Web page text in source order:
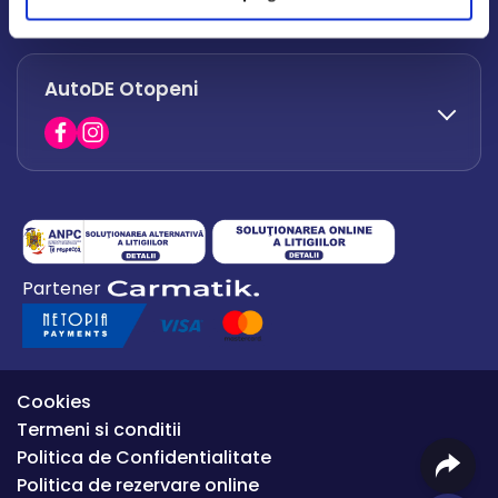
office.afumati@autode.ro
0730 063 852
0730 063 851
AutoDE Otopeni
0754 649 360
office.premium@autode.ro
Partener
Cookies
Termeni si conditii
Politica de Confidentialitate
Politica de rezervare online